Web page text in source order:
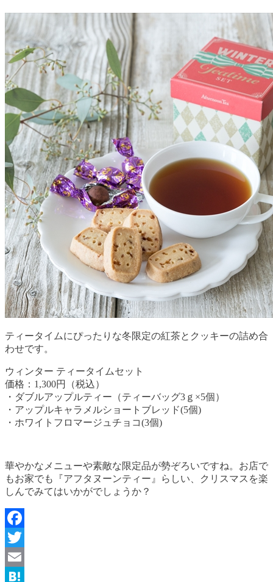
ティータイムにぴったりな冬限定の紅茶とクッキーの詰め合
わせです。
ウィンター ティータイムセット
価格：1,300円（税込）
・ダブルアップルティー（ティーバッグ3ｇ×5個）
・アップルキャラメルショートブレッド(5個)
・ホワイトフロマージュチョコ(3個)
華やかなメニューや素敵な限定品が勢ぞろいですね。お店で
もお家でも『アフタヌーンティー』らしい、クリスマスを楽
しんでみてはいかがでしょうか？
Facebook
Twitter
Email